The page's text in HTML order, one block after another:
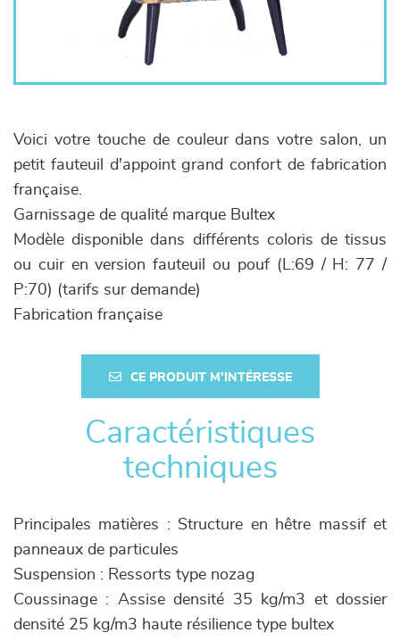
Voici votre touche de couleur dans votre salon, un
petit fauteuil d'appoint grand confort de fabrication
française.
Garnissage de qualité marque Bultex
Modèle disponible dans différents coloris de tissus
ou cuir en version fauteuil ou pouf (L:69 / H: 77 /
P:70) (tarifs sur demande)
Fabrication française
CE PRODUIT M'INTÉRESSE
Caractéristiques
techniques
Principales matières : Structure en hêtre massif et
panneaux de particules
Suspension : Ressorts type nozag
Coussinage : Assise densité 35 kg/m3 et dossier
densité 25 kg/m3 haute résilience type bultex